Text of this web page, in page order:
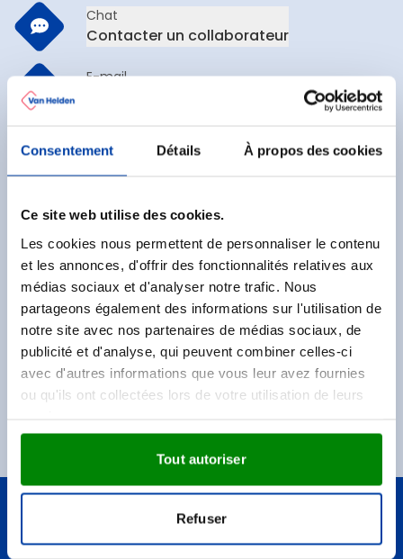
Consentement Détails À propos des cookies
Ce site web utilise des cookies.
Les cookies nous permettent de personnaliser le contenu
et les annonces, d'offrir des fonctionnalités relatives aux
médias sociaux et d'analyser notre trafic. Nous
partageons également des informations sur l'utilisation de
notre site avec nos partenaires de médias sociaux, de
publicité et d'analyse, qui peuvent combiner celles-ci
avec d'autres informations que vous leur avez fournies
ou qu'ils ont collectées lors de votre utilisation de leurs
Tout autoriser
Refuser
Chat
Contacter un collaborateur
E-mail
Voir les questions fréquentes
Ne manquez aucune offre !
Inscrivez-vous à notre newsletter.
Saisissez votre email
Ce formulaire est protégé par reCAPTCHA. Lesrègles de
confidentialitéet lesconditions d' utilisationdeGoogle s'appliquent.
Une réduction de 25 € sur votre commande
Mugs personnalisés